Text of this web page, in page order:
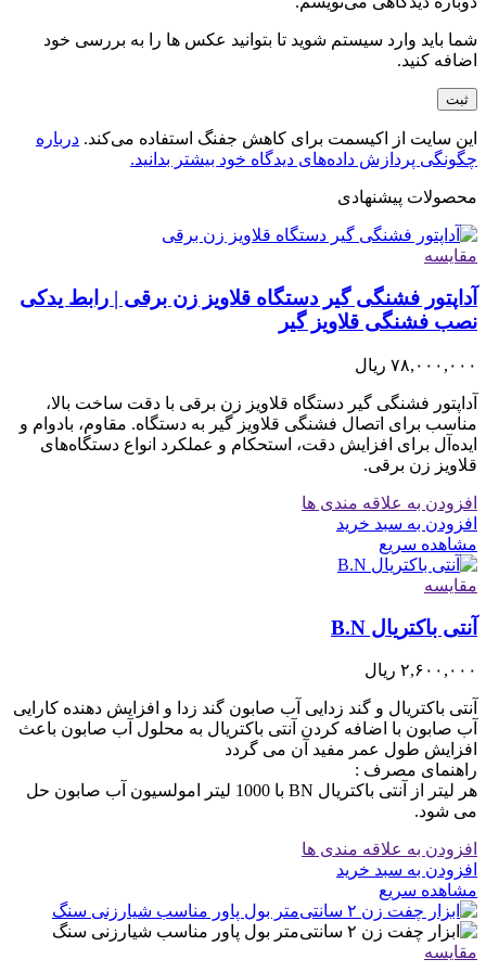
شما باید وارد سیستم شوید تا بتوانید عکس ها را به بررسی خود
اضافه کنید.
این سایت از اکیسمت برای کاهش جفنگ استفاده می‌کند. درباره
چگونگی پردازش داده‌های دیدگاه خود بیشتر بدانید.
محصولات پیشنهادی
مقایسه
آداپتور فشنگی گیر دستگاه قلاویز زن برقی | رابط یدکی
نصب فشنگی قلاویز گیر
۷۸,۰۰۰,۰۰۰ ریال
آداپتور فشنگی گیر دستگاه قلاویز زن برقی با دقت ساخت بالا،
مناسب برای اتصال فشنگی قلاویز گیر به دستگاه. مقاوم، بادوام و
ایده‌آل برای افزایش دقت، استحکام و عملکرد انواع دستگاه‌های
قلاویز زن برقی.
افزودن به علاقه مندی ها
افزودن به سبد خرید
مشاهده سریع
مقایسه
آنتی باکتریال B.N
۲,۶۰۰,۰۰۰ ریال
آنتی باکتریال و گند زدایی آب صابون گند زدا و افزایش دهنده کارایی
آب صابون با اضافه کردن آنتی باکتریال به محلول آب صابون باعث
افزایش طول عمر مفید آن می گردد
راهنمای مصرف :
هر لیتر از آنتی باکتریال BN با 1000 لیتر امولسیون آب صابون حل
می شود.
افزودن به علاقه مندی ها
افزودن به سبد خرید
مشاهده سریع
مقایسه